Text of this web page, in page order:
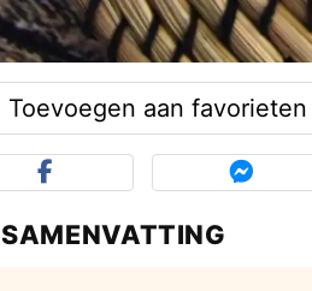
Toevoegen aan favorieten
SAMENVATTING